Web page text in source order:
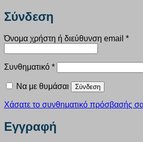
Σύνδεση
Όνομα χρήστη ή διεύθυνση email *
Συνθηματικό *Απαιτείται
Να με θυμάσαι Σύνδεση
Χάσατε το συνθηματικό πρόσβασής
Εγγραφή